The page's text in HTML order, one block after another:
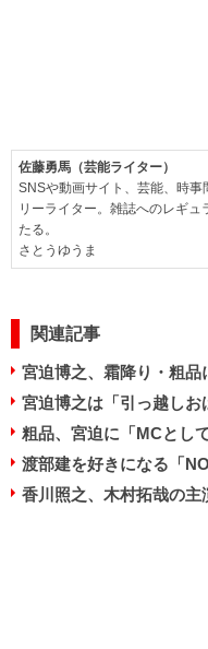
佐藤勇馬（芸能ライター）
SNSや動画サイト、芸能、時
リーライター。雑誌へのレギ
たる。
さとうゆうま
関連記事
宮迫博之、霜降り・粗
宮迫博之は「引っ越しお
粗品、宮迫に「MCとし
渡部建を好きになる「
香川照之、木村拓哉の